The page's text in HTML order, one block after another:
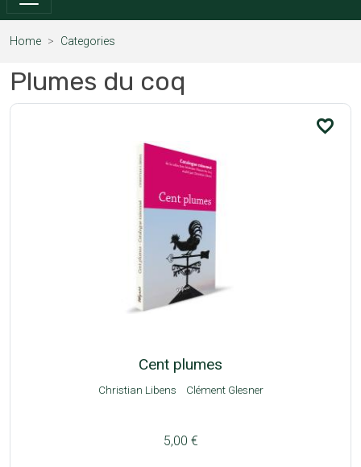
Home Categories
Plumes du coq
favorite_border
Cent plumes
Christian Libens Clément Glesner
5,00 €